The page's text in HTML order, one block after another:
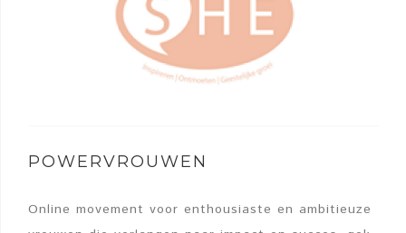
POWERVROUWEN
Online movement voor enthousiaste en ambitieuze